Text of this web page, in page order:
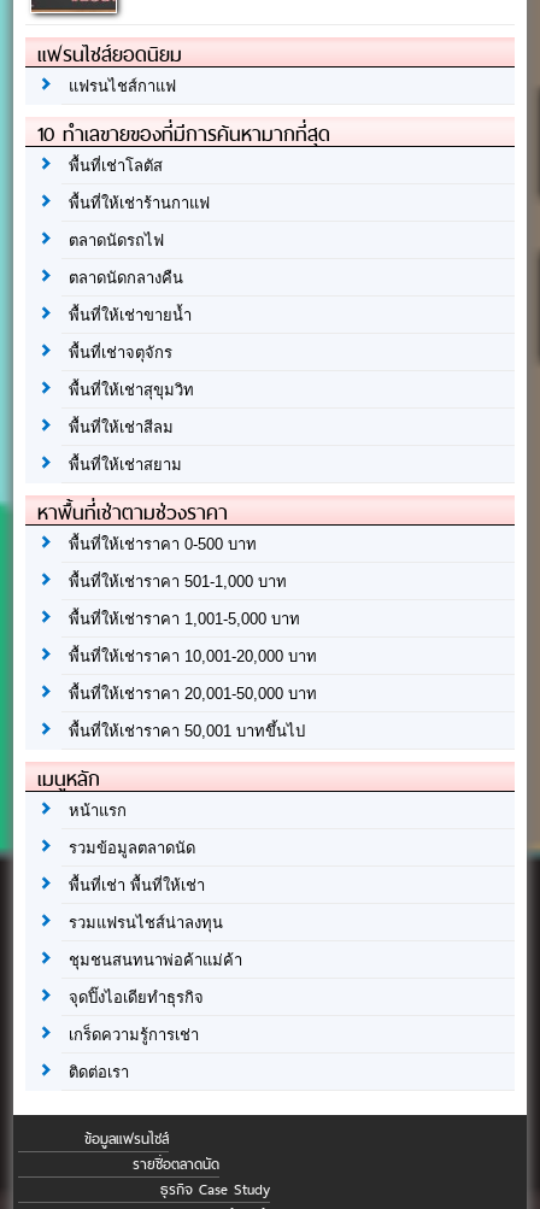
แฟรนไชส์ยอดนิยม
แฟรนไชส์กาแฟ
10 ทำเลขายของที่มีการค้นหามากที่สุด
พื้นที่เช่าโลตัส
พื้นที่ให้เช่าร้านกาแฟ
ตลาดนัดรถไฟ
ตลาดนัดกลางคืน
พื้นที่ให้เช่าขายน้ำ
พื้นที่เช่าจตุจักร
พื้นที่ให้เช่าสุขุมวิท
พื้นที่ให้เช่าสีลม
พื้นที่ให้เช่าสยาม
หาพื้นที่เช่าตามช่วงราคา
พื้นที่ให้เช่าราคา 0-500 บาท
พื้นที่ให้เช่าราคา 501-1,000 บาท
พื้นที่ให้เช่าราคา 1,001-5,000 บาท
พื้นที่ให้เช่าราคา 10,001-20,000 บาท
พื้นที่ให้เช่าราคา 20,001-50,000 บาท
พื้นที่ให้เช่าราคา 50,001 บาทขึ้นไป
เมนูหลัก
หน้าแรก
รวมข้อมูลตลาดนัด
พื้นที่เช่า พื้นที่ให้เช่า
รวมแฟรนไชส์น่าลงทุน
ชุมชนสนทนาพ่อค้าแม่ค้า
จุดปิ๊งไอเดียทำธุรกิจ
เกร็ดความรู้การเช่า
ติดต่อเรา
ข้อมูลแฟรนไชส์
รายชื่อตลาดนัด
ธุรกิจ Case Study